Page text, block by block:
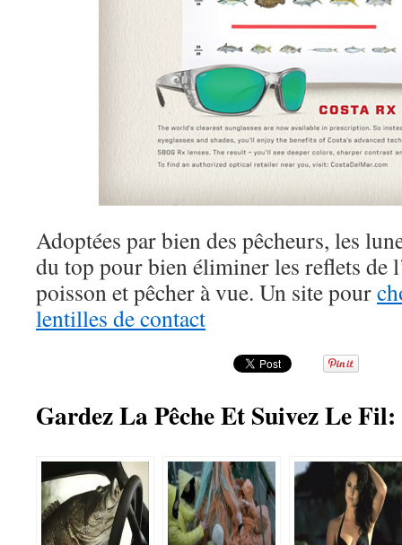
Adoptées par bien des pêcheurs, les
du top pour bien éliminer les reflets de
poisson et pêcher à vue. Un site pour
lentilles de contact
Gardez La Pêche Et Suivez Le Fil: